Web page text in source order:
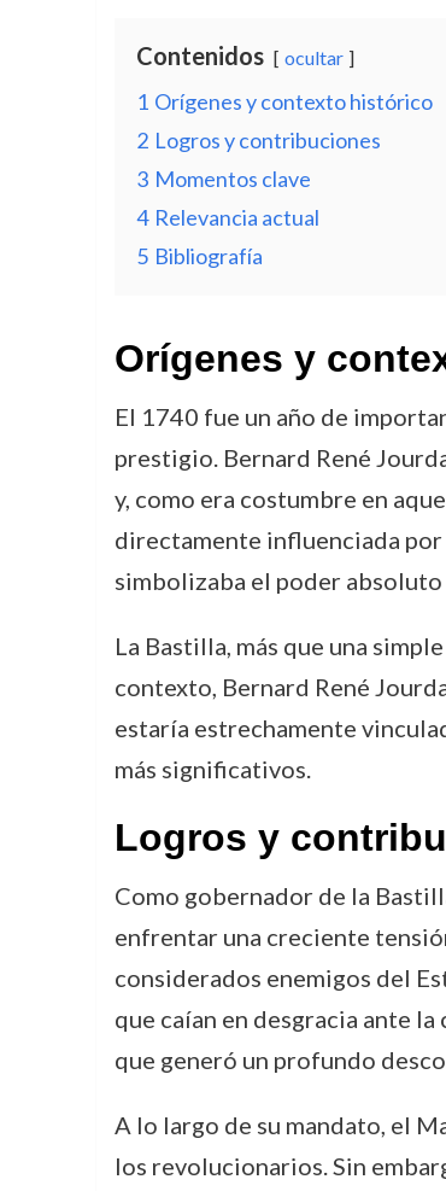
Contenidos ocultar
1 Orígenes y contexto histórico
2 Logros y contribuciones
3 Momentos clave
4 Relevancia actual
5 Bibliografía
Orígenes y
El 1740 fue un año de
prestigio. Bernard René
y, como era costumbre en
directamente influenciada por
simbolizaba el poder
La Bastilla, más que una
contexto, Bernard René
estaría estrechamente
más significativos.
Logros y
Como gobernador de la
enfrentar una creciente
considerados enemigos del
que caían en desgracia ante
que generó un profundo
A lo largo de su mandato, el
los revolucionarios. Sin